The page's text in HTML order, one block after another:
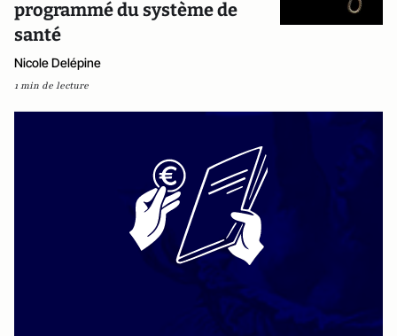
programmé du système de
santé
Nicole Delépine
1 min de lecture